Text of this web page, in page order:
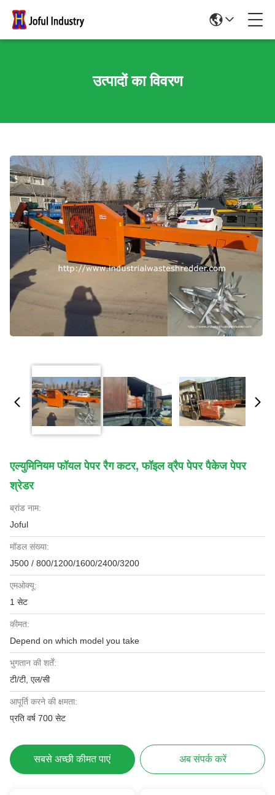
उत्पादों का विवरण
एल्युमिनियम फॉयल पेपर रैग कटर, फॉइल व्रैप पेपर पैकेज पेपर
श्रेडर
ब्रांड नाम:
Joful
मॉडल संख्या:
J500 / 800/1200/1600/2400/3200
एमओक्यू:
1 सेट
कीमत:
Depend on which model you take
भुगतान की शर्तें:
टी/टी, एल/सी
आपूर्ति करने की क्षमता:
प्रति वर्ष 700 सेट
सबसे अच्छी कीमत पाएं अब संपर्क करें